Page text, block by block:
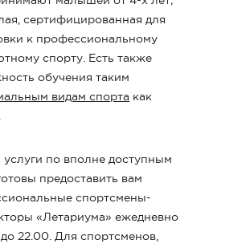
сертифицированная для
к профессиональному
спорту. Есть также
обучения таким
видам спорта как
услуги по вполне доступным
предоставить вам
спортсмены-
«Летариума» ежедневно
22.00. Для спортсменов,